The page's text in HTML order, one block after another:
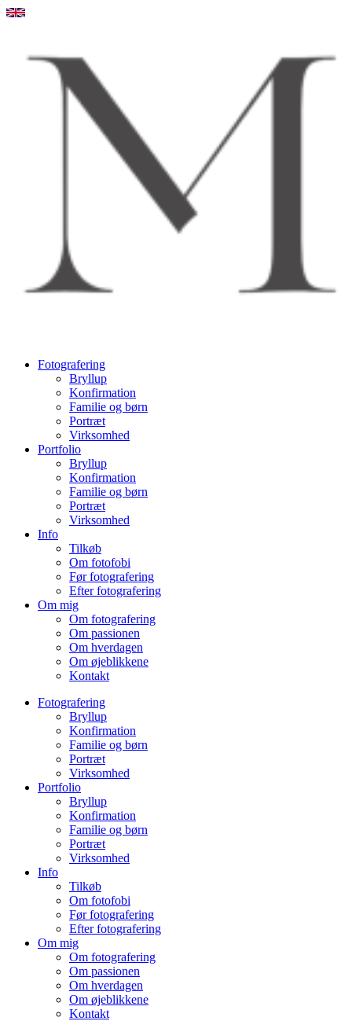
Videre
Fotografering
Bryllup
Konfirmation
Familie og børn
Portræt
Virksomhed
Portfolio
Bryllup
Konfirmation
Familie og børn
Portræt
Virksomhed
Info
Tilkøb
Om fotofobi
Før fotografering
Efter fotografering
Om mig
Om fotografering
Om passionen
Om hverdagen
Om øjeblikkene
Kontakt
Fotografering
Bryllup
Konfirmation
Familie og børn
Portræt
Virksomhed
Portfolio
Bryllup
Konfirmation
Familie og børn
Portræt
Virksomhed
Info
Tilkøb
Om fotofobi
Før fotografering
Efter fotografering
Om mig
Om fotografering
Om passionen
Om hverdagen
Om øjeblikkene
Kontakt